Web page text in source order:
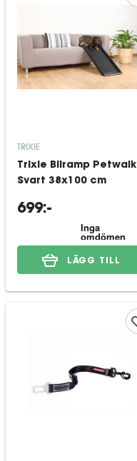
TRIXIE
Trixie Bilramp Petwalk
Svart 38x100 cm
699:-
LÄGG TILL